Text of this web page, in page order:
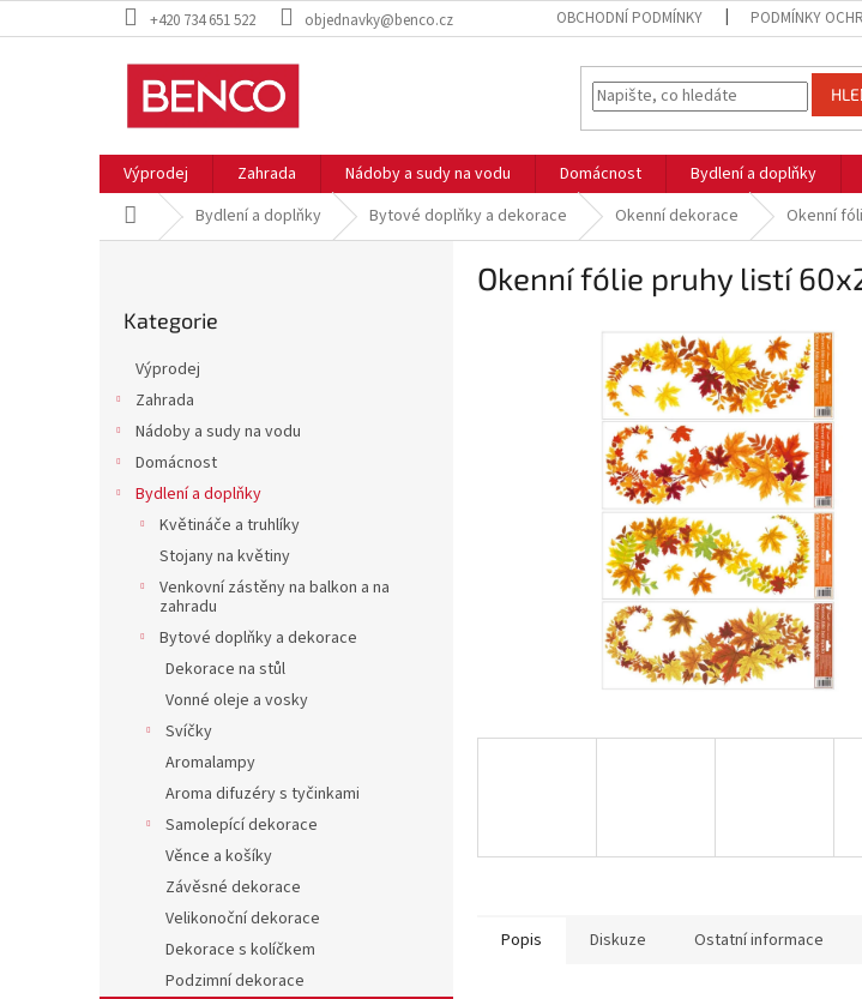
na
+420 734 651 522 objednavky@benco.cz OBCHODNÍ PODMÍNKY PODMÍNKY
Výprodej Zahrada Nádoby a sudy na vodu Domácnost Bydlení a doplňky
Domů Bydlení a doplňky Bytové doplňky a dekorace Okenní dekorace Okenní
kategorie
Kategorie
Výprodej
Zahrada
Nádoby a sudy na vodu
Domácnost
Bydlení a doplňky
Květináče a truhlíky
Stojany na květiny
Venkovní zástěny na balkon a na
zahradu
Bytové doplňky a dekorace
Dekorace na stůl
Vonné oleje a vosky
Svíčky
Aromalampy
Aroma difuzéry s tyčinkami
Samolepící dekorace
Věnce a košíky
Závěsné dekorace
Velikonoční dekorace
Dekorace s kolíčkem
Podzimní dekorace
Okenní fólie pruhy listí
Popis Diskuze Ostatní informace